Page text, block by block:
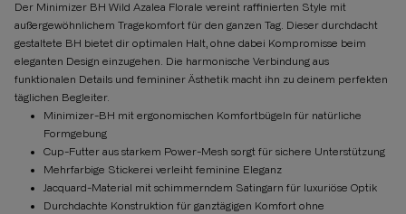
Der Minimizer BH Wild Azalea Florale vereint raffinierten Style mit
außergewöhnlichem Tragekomfort für den ganzen Tag. Dieser durchdacht
gestaltete BH bietet dir optimalen Halt, ohne dabei Kompromisse beim
eleganten Design einzugehen. Die harmonische Verbindung aus
funktionalen Details und femininer Ästhetik macht ihn zu deinem perfekten
täglichen Begleiter.
Minimizer-BH mit ergonomischen Komfortbügeln für natürliche
Formgebung
Cup-Futter aus starkem Power-Mesh sorgt für sichere Unterstützung
Mehrfarbige Stickerei verleiht feminine Eleganz
Jacquard-Material mit schimmerndem Satingarn für luxuriöse Optik
Durchdachte Konstruktion für ganztägigen Komfort ohne